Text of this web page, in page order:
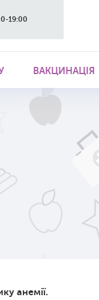
19:00
ВАКЦИНАЦІЯ
анемії.